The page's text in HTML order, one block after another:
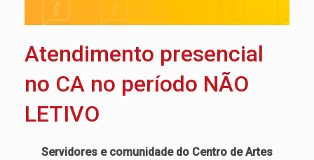
Atendimento presencial
no CA no período NÃO
LETIVO
Servidores e comunidade do Centro de Artes